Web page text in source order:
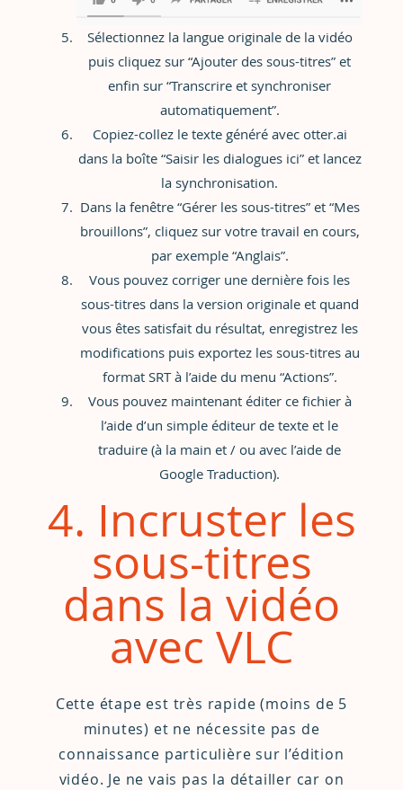
Sélectionnez la langue originale de la vidéo
puis cliquez sur “Ajouter des sous-titres” et
enfin sur “Transcrire et synchroniser
automatiquement”.
Copiez-collez le texte généré avec otter.ai
dans la boîte “Saisir les dialogues ici” et lancez
la synchronisation.
Dans la fenêtre “Gérer les sous-titres” et “Mes
brouillons”, cliquez sur votre travail en cours,
par exemple “Anglais”.
Vous pouvez corriger une dernière fois les
sous-titres dans la version originale et quand
vous êtes satisfait du résultat, enregistrez les
modifications puis exportez les sous-titres au
format SRT à l’aide du menu “Actions”.
Vous pouvez maintenant éditer ce fichier à
l’aide d’un simple éditeur de texte et le
traduire (à la main et / ou avec l’aide de
Google Traduction).
4. Incruster les
sous-titres
dans la vidéo
avec VLC
Cette étape est très rapide (moins de 5
minutes) et ne nécessite pas de
connaissance particulière sur l’édition
vidéo. Je ne vais pas la détailler car on